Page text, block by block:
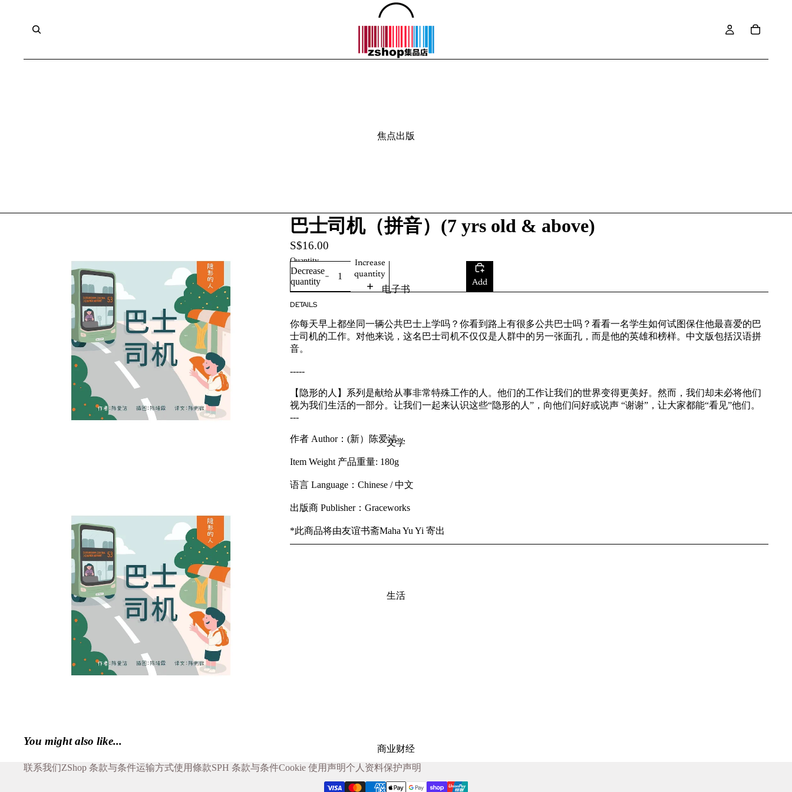
焦点出版
电子书
文学
生活
商业财经
巴士司机（拼音）(7 yrs old & above)
S$16.00
Quantity
Decrease
quantity
Increase
quantity
Add
to
DETAILS
你每天早上都坐同一辆公共巴士上学吗？你看到路上有很多公共巴士吗？看看一名学生如何试图保住他最喜爱的巴
士司机的工作。对他来说，这名巴士司机不仅仅是人群中的另一张面孔，而是他的英雄和榜样。中文版包括汉语拼
音。
-----
【隐形的人】系列是献给从事非常特殊工作的人。他们的工作让我们的世界变得更美好。然而，我们却未必将他们
视为我们生活的一部分。让我们一起来认识这些“隐形的人”，向他们问好或说声 “谢谢”，让大家都能“看见”他们。
---
作者 Author：(新）陈爱洁
Item Weight 产品重量: 180g
语言 Language：Chinese / 中文
出版商 Publisher：Graceworks
*此商品将由友谊书斋Maha Yu Yi 寄出
You might also like...
联系我们ZShop 条款与条件运输方式使用條款SPH 条款与条件Cookie 使用声明个人资料保护声明